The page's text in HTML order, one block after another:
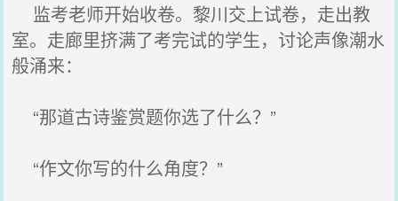
监考老师开始收卷。黎川交上试卷，走出教
室。走廊里挤满了考完试的学生，讨论声像潮水
般涌来：
“那道古诗鉴赏题你选了什么？”
“作文你写的什么角度？”